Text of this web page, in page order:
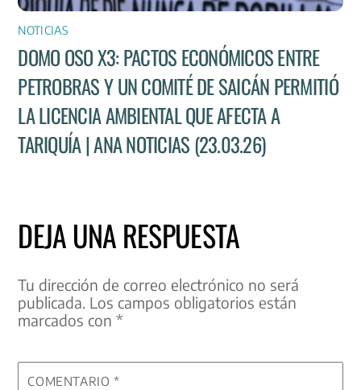
NOTICIAS
DOMO OSO X3: PACTOS ECONÓMICOS ENTRE
PETROBRAS Y UN COMITÉ DE SAICÁN PERMITIÓ
LA LICENCIA AMBIENTAL QUE AFECTA A
TARIQUÍA | ANA NOTICIAS (23.03.26)
DEJA UNA RESPUESTA
Tu dirección de correo electrónico no será
publicada. Los campos obligatorios están
marcados con*
COMENTARIO*